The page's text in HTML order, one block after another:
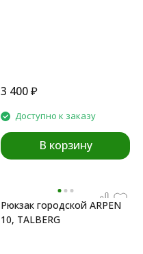
3 400₽
Доступно к заказу
В корзину
Рюкзак городской ARPEN
10, TALBERG